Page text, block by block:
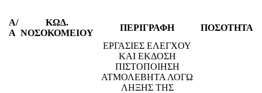
Α/
Α
ΚΩΔ.
ΝΟΣΟΚΟΜΕΙΟΥ
ΠΕΡΙΓΡΑΦΗ
ΠΟΣΟΤΗΤΑ
ΕΡΓΑΣΙΕΣ ΕΛΕΓΧΟΥ
ΚΑΙ ΕΚΔΟΣΗ
ΠΙΣΤΟΠΟΙΗΣΗ
ΑΤΜΟΛΕΒΗΤΑ ΛΟΓΩ
ΛΗΞΗΣ ΤΗΣ